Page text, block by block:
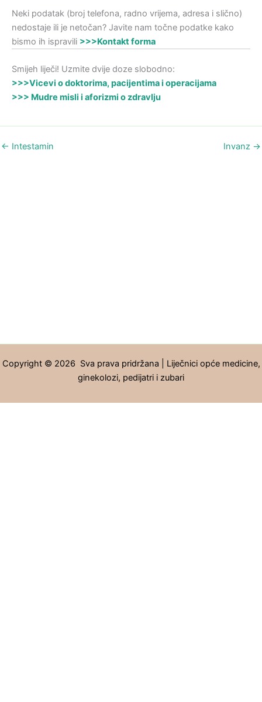
Neki podatak (broj telefona, radno vrijema, adresa i slično)
nedostaje ili je netočan? Javite nam točne podatke kako
bismo ih ispravili >>>Kontakt forma
Smijeh liječi! Uzmite dvije doze slobodno:
>>>Vicevi o doktorima, pacijentima i operacijama
>>> Mudre misli i aforizmi o zdravlju
← Intestamin Invanz →
Copyright © 2026 Sva prava pridržana | Liječnici opće medicine,
ginekolozi, pedijatri i zubari